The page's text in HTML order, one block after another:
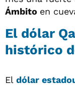
Ámbito en
El dólar
histórico
El dólar